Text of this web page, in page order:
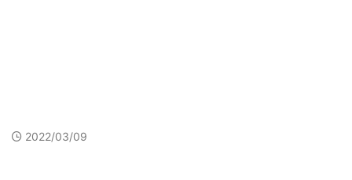
2022/03/09